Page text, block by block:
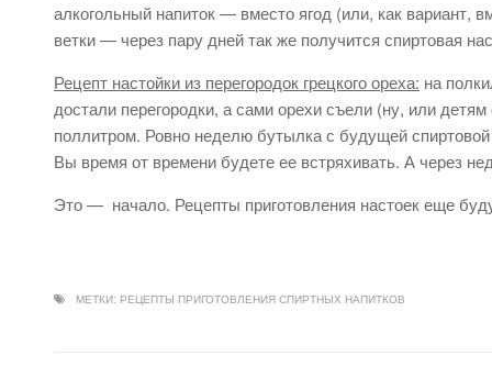
алкогольный напиток — вместо ягод (или, как
ветки — через пару дней так же получится спиртовая
Рецепт настойки из перегородок грецкого ореха: на
достали перегородки, а сами орехи съели (ну, или
поллитром. Ровно неделю бутылка с будущей
Вы время от времени будете ее встряхивать. А через
Это — начало. Рецепты приготовления настоек еще
МЕТКИ: РЕЦЕПТЫ ПРИГОТОВЛЕНИЯ СПИРТНЫХ НАПИТКОВ